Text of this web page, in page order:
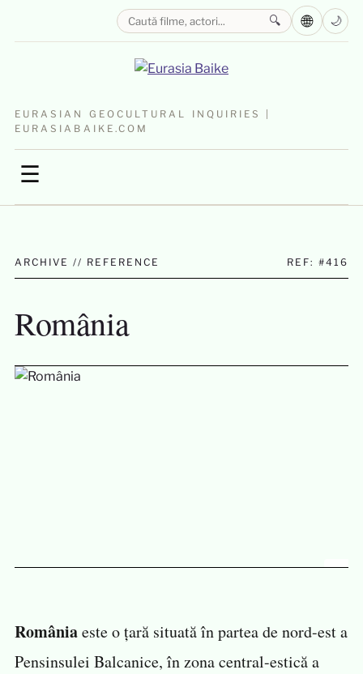
EURASIAN GEOCULTURAL INQUIRIES |
EURASIABAIKE.COM
☰
🔍 🌐 🌙
ARCHIVE // REFERENCE REF: #416
România
Româniaeste o țară situată în partea de nord-est a
Pensinsulei Balcanice, în zona central-estică a